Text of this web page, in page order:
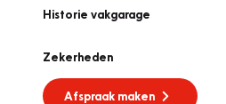
Historie vakgarage
Zekerheden
Afspraak maken